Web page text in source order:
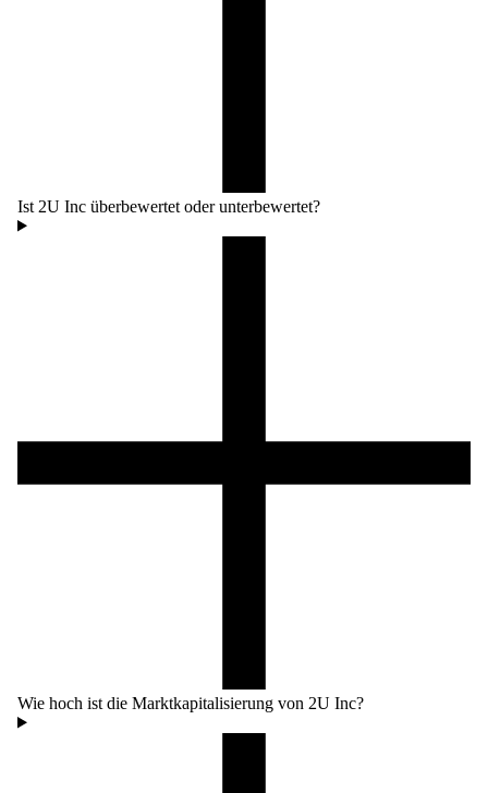
Ist 2U Inc überbewertet oder unterbewertet?
Wie hoch ist die Marktkapitalisierung von 2U Inc?